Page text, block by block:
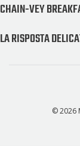
CHAIN-VEY
LA RISPOSTA
© 2026